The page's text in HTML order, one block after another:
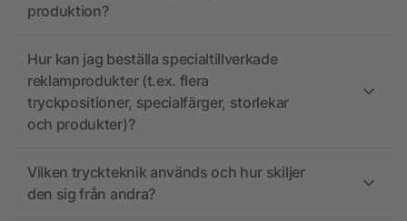
produktion?
Hur kan jag beställa specialtillverkade
reklamprodukter (t.ex. flera
tryckpositioner, specialfärger, storlekar
och produkter)?
Vilken tryckteknik används och hur skiljer
den sig från andra?